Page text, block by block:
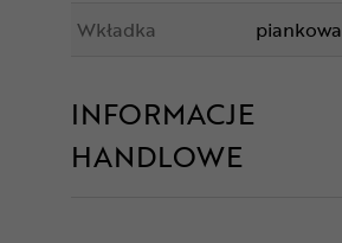
Wkładka
piankowa
INFORMACJE
HANDLOWE